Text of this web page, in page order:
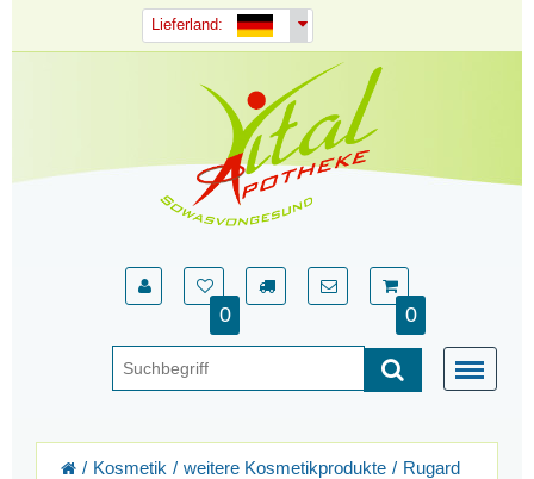
Lieferland:
0 0
Kosmetik weitere Kosmetikprodukte Rugard